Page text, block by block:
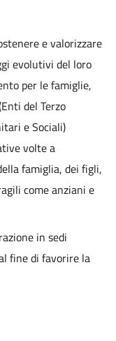
e valorizzare
evolutivi del loro
per le famiglie,
del Terzo
e Sociali)
volte a
famiglia, dei figli,
come anziani e
in sedi
fine di favorire la